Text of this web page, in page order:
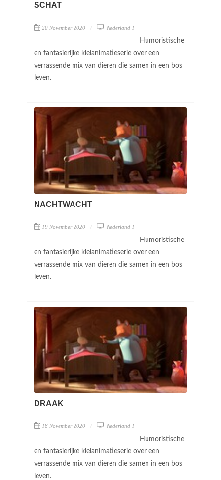
SCHAT
20 November 2020 Nederland 1
Humoristische
en fantasierijke kleianimatieserie over een
verrassende mix van dieren die samen in een bos
leven.
NACHTWACHT
19 November 2020 Nederland 1
Humoristische
en fantasierijke kleianimatieserie over een
verrassende mix van dieren die samen in een bos
leven.
DRAAK
18 November 2020 Nederland 1
Humoristische
en fantasierijke kleianimatieserie over een
verrassende mix van dieren die samen in een bos
leven.